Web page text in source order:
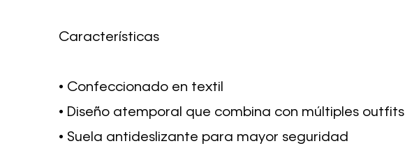
Características
• Confeccionado en textil
• Diseño atemporal que combina con múltiples outfits
• Suela antideslizante para mayor seguridad